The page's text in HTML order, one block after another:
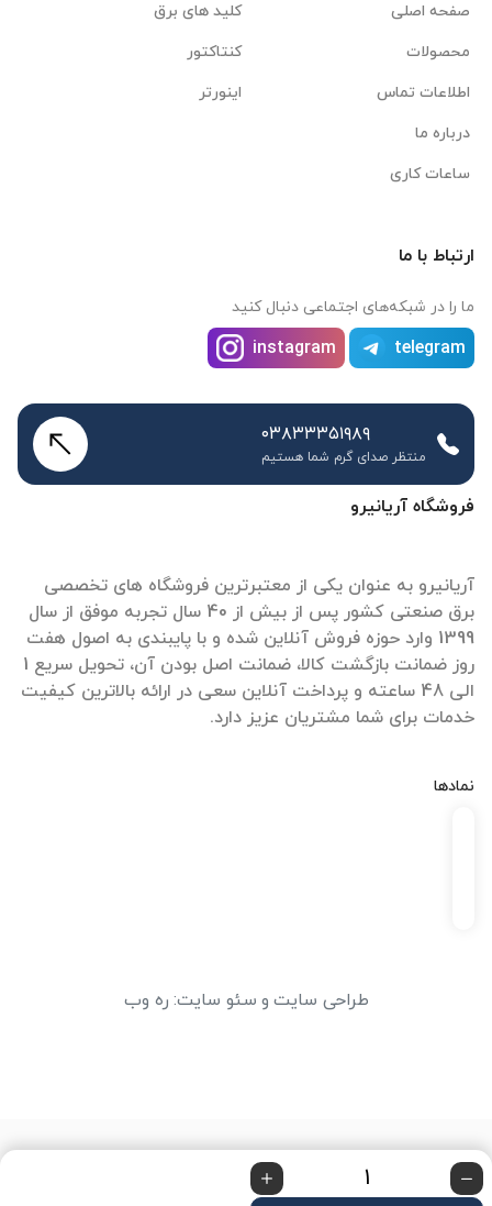
فروشگاه آریانیرو
آریانیرو به عنوان یکی از معتبرترین فروشگاه های تخصصی
برق صنعتی کشور پس از بیش از 40 سال تجربه موفق از سال
1399 وارد حوزه فروش آنلاین شده و با پایبندی به اصول هفت
روز ضمانت بازگشت کالا، ضمانت اصل بودن آن، تحویل سریع 1
الی 48 ساعته و پرداخت آنلاین سعی در ارائه بالاترین کیفیت
خدمات برای شما مشتریان عزیز دارد.
نمادها
صفحه اصلی
محصولات
اطلاعات تماس
درباره ما
ساعات کاری
کلید های برق
کنتاکتور
اینورتر
ارتباط با ما
ما را در شبکه‌های اجتماعی دنبال کنید
telegram
instagram
۰۳۸۳۳۳۵۱۹۸۹
منتظر صدای گرم شما هستیم
طراحی سایت و سئو سایت: ره وب